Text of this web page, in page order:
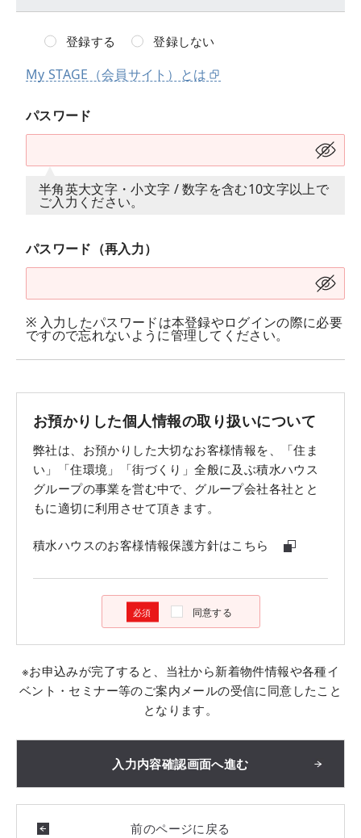
登録する 登録しない
My STAGE（会員サイト）とは
パスワード
半角英大文字・小文字 / 数字を含む10文字以上で
ご入力ください。
パスワード（再入力）
※ 入力したパスワードは本登録やログインの際に必要
ですので忘れないように管理してください。
お預かりした個人情報の取り扱いについて
弊社は、お預かりした大切なお客様情報を、「住ま
い」「住環境」「街づくり」全般に及ぶ積水ハウス
グループの事業を営む中で、グループ会社各社とと
もに適切に利用させて頂きます。
積水ハウスのお客様情報保護方針はこちら
同意する
※お申込みが完了すると、当社から新着物件情報や各種イ
ベント・セミナー等のご案内メールの受信に同意したこと
となります。